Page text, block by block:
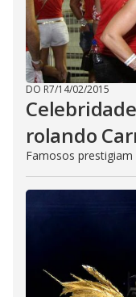
DO R7/14/02/2015
rolando
Famosos